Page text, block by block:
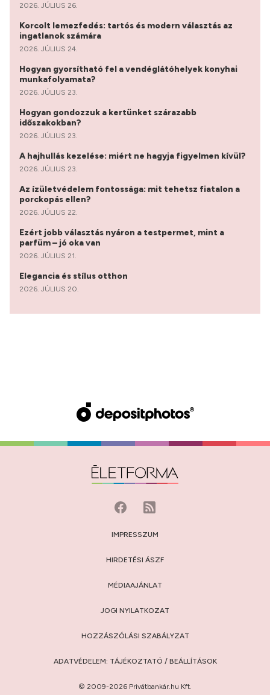
2026. JÚLIUS 26.
Korcolt lemezfedés: tartós és modern választás az
ingatlanok számára
2026. JÚLIUS 24.
Hogyan gyorsítható fel a vendéglátóhelyek konyhai
munkafolyamata?
2026. JÚLIUS 23.
Hogyan gondozzuk a kertünket szárazabb
időszakokban?
2026. JÚLIUS 23.
A hajhullás kezelése: miért ne hagyja figyelmen kívül?
2026. JÚLIUS 23.
Az ízületvédelem fontossága: mit tehetsz fiatalon a
porckopás ellen?
2026. JÚLIUS 22.
Ezért jobb választás nyáron a testpermet, mint a
parfüm – jó oka van
2026. JÚLIUS 21.
Elegancia és stílus otthon
2026. JÚLIUS 20.
IMPRESSZUM
HIRDETÉSI ÁSZF
MÉDIAAJÁNLAT
JOGI NYILATKOZAT
HOZZÁSZÓLÁSI SZABÁLYZAT
ADATVÉDELEM: TÁJÉKOZTATÓ / BEÁLLÍTÁSOK
© 2009-2026 Privátbankár.hu Kft.